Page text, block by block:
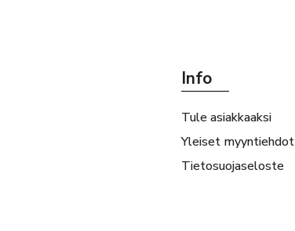
Info
Tule asiakkaaksi
Yleiset myyntiehdot
Tietosuojaseloste